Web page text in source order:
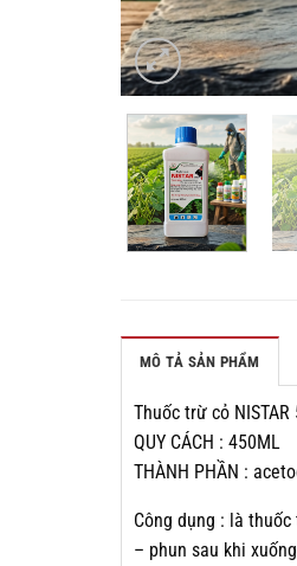
MÔ TẢ SẢN PHẨM
Thuốc trừ cỏ NISTAR
QUY CÁCH : 450ML
THÀNH PHẦN :
Công dụng : là
– phun sau khi